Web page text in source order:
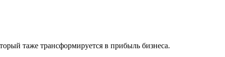
таже трансформируется в прибыль бизнеса.